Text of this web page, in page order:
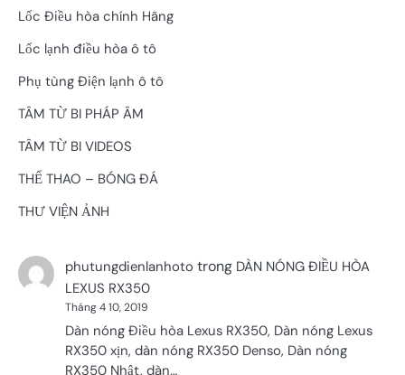
Lốc Điều hòa chính Hãng
Lốc lạnh điều hòa ô tô
Phụ tùng Điện lạnh ô tô
TÂM TỪ BI PHÁP ÂM
TÂM TỪ BI VIDEOS
THỂ THAO – BÓNG ĐÁ
THƯ VIỆN ẢNH
phutungdienlanhoto trong DÀN NÓNG ĐIỀU HÒA
LEXUS RX350
Tháng 4 10, 2019
Dàn nóng Điều hòa Lexus RX350, Dàn nóng Lexus
RX350 xịn, dàn nóng RX350 Denso, Dàn nóng
RX350 Nhật, dàn…